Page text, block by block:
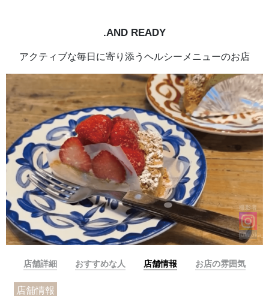
.AND READY
アクティブな毎日に寄り添うヘルシーメニューのお店
撮影者
店舗詳細 おすすめな人 店舗情報 お店の雰囲気
店舗情報